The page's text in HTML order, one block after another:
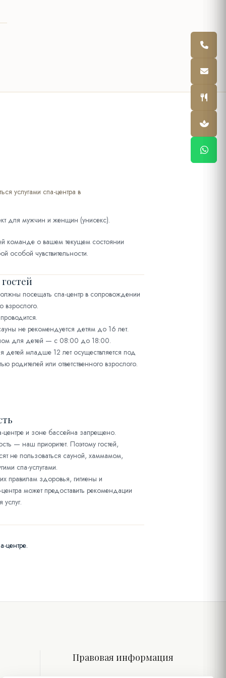
услугами спа-центра в
для мужчин и женщин (унисекс).
команде о вашем текущем состоянии
особой чувствительности.
посещать спа-центр в сопровождении
взрослого.
не рекомендуется детям до 16 лет.
для детей — с 08:00 до 18:00.
младше 12 лет осуществляется под
родителей или ответственного взрослого.
центре и зоне бассейна запрещено.
— наш приоритет. Поэтому гостей,
не пользоваться сауной, хаммамом,
спа-услугами.
правилам здоровья, гигиены и
может предоставить рекомендации
услуг.
центре.
Правовая информация